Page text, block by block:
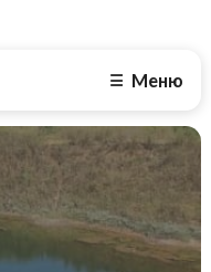
☰ Меню